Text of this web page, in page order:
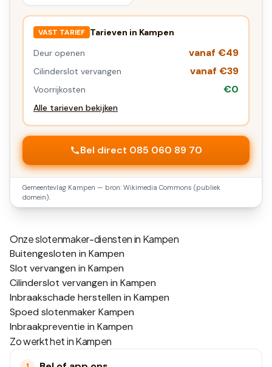
VAST TARIEF Tarieven in Kampen
Deur openen
vanaf €49
Cilinderslot vervangen vanaf €39
Voorrijkosten €0
Alle tarieven bekijken
Bel direct 085 060 89 70
Gemeentevlag Kampen — bron: Wikimedia Commons (publiek
domein).
Onze slotenmaker-diensten in Kampen
Buitengesloten in Kampen
Slot vervangen in Kampen
Cilinderslot vervangen in Kampen
Inbraakschade herstellen in Kampen
Spoed slotenmaker Kampen
Inbraakpreventie in Kampen
Zo werkt het inKampen